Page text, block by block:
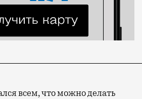
всем, что можно делать